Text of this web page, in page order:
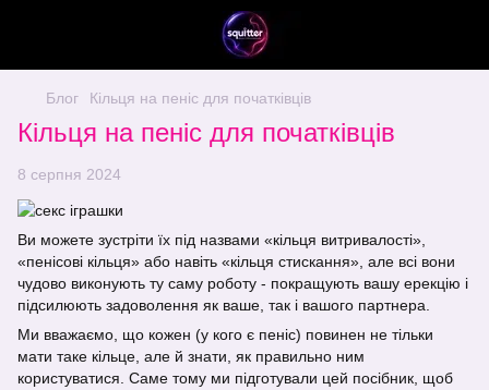
Блог Кільця на пеніс для початківців
Кільця на пеніс для початківців
8 серпня 2024
Ви можете зустріти їх під назвами «кільця витривалості»,
«пенісові кільця» або навіть «кільця стискання», але всі вони
чудово виконують ту саму роботу - покращують вашу ерекцію і
підсилюють задоволення як ваше, так і вашого партнера.
Ми вважаємо, що кожен (у кого є пеніс) повинен не тільки
мати таке кільце, але й знати, як правильно ним
користуватися. Саме тому ми підготували цей посібник, щоб